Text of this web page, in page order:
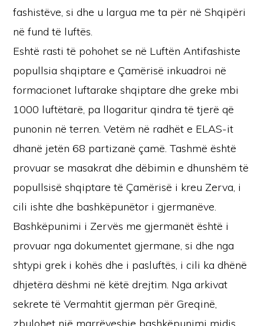
fashistëve, si dhe u largua me ta për në Shqipëri
në fund të luftës.
Eshtë rasti të pohohet se në Luftën Antifashiste
popullsia shqiptare e Çamërisë inkuadroi në
formacionet luftarake shqiptare dhe greke mbi
1000 luftëtarë, pa llogaritur qindra të tjerë që
punonin në terren. Vetëm në radhët e ELAS-it
dhanë jetën 68 partizanë çamë. Tashmë është
provuar se masakrat dhe dëbimin e dhunshëm të
popullsisë shqiptare të Çamërisë i kreu Zerva, i
cili ishte dhe bashkëpunëtor i gjermanëve.
Bashkëpunimi i Zervës me gjermanët është i
provuar nga dokumentet gjermane, si dhe nga
shtypi grek i kohës dhe i pasluftës, i cili ka dhënë
dhjetëra dëshmi në këtë drejtim. Nga arkivat
sekrete të Vermahtit gjerman për Greqinë,